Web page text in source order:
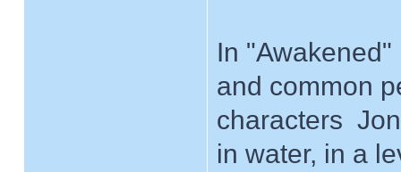
In
and common
characters
in water, in a